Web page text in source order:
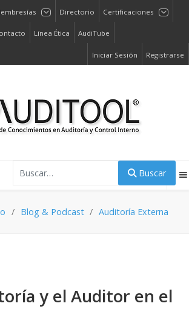
Directorio Certificaciones
Línea Ética AudiTube
Iniciar Sesión Registrarse
Buscar
Blog & Podcast Auditoría Externa
y el Auditor en el